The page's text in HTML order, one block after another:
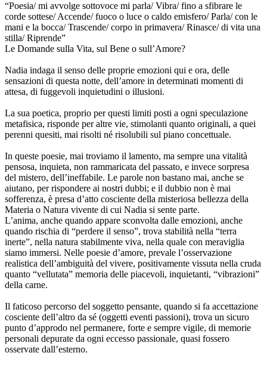
“Poesia/ mi avvolge sottovoce mi parla/ Vibra/ fino a sfibrare le
corde sottese/ Accende/ fuoco o luce o caldo emisfero/ Parla/ con le
mani e la bocca/ Trascende/ corpo in primavera/ Rinasce/ di vita una
stilla/ Riprende”
Le Domande sulla Vita, sul Bene o sull’Amore?
Nadia indaga il senso delle proprie emozioni qui e ora, delle
sensazioni di questa notte, dell’amore in determinati momenti di
attesa, di fuggevoli inquietudini o illusioni.
La sua poetica, proprio per questi limiti posti a ogni speculazione
metafisica, risponde per altre vie, stimolanti quanto originali, a quei
perenni quesiti, mai risolti né risolubili sul piano concettuale.
In queste poesie, mai troviamo il lamento, ma sempre una vitalità
pensosa, inquieta, non rammaricata del passato, e invece sorpresa
del mistero, dell’ineffabile. Le parole non bastano mai, anche se
aiutano, per rispondere ai nostri dubbi; e il dubbio non è mai
sofferenza, è presa d’atto cosciente della misteriosa bellezza della
Materia o Natura vivente di cui Nadia si sente parte.
L’anima, anche quando appare sconvolta dalle emozioni, anche
quando rischia di “perdere il senso”, trova stabilità nella “terra
inerte”, nella natura stabilmente viva, nella quale con meraviglia
siamo immersi. Nelle poesie d’amore, prevale l’osservazione
realistica dell’ambiguità del vivere, positivamente vissuta nella cruda
quanto “vellutata” memoria delle piacevoli, inquietanti, “vibrazioni”
della carne.
Il faticoso percorso del soggetto pensante, quando si fa accettazione
cosciente dell’altro da sé (oggetti eventi passioni), trova un sicuro
punto d’approdo nel permanere, forte e sempre vigile, di memorie
personali depurate da ogni eccesso passionale, quasi fossero
osservate dall’esterno.